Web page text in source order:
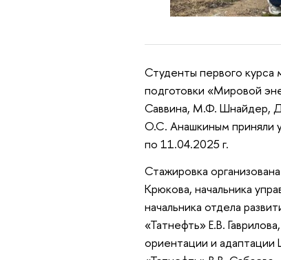
Студенты первого курса
подготовки «Мировой
Саввина, М.Ф. Шнайдер,
О.С. Анашкиным приняли
по 11.04.2025 г.
Стажировка
Крюкова, начальника
начальника отдела
«Татнефть» Е.В.
ориентации и